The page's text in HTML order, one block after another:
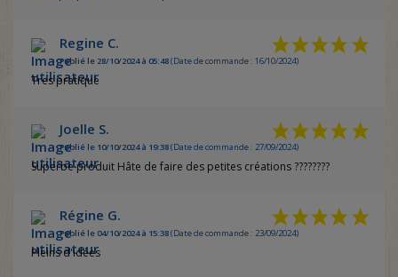
Regine C.
Publié le 28/10/2024 à 05:48(Date de commande : 16/10/2024)
Tres pratique
Joelle S.
Publié le 10/10/2024 à 19:38(Date de commande : 27/09/2024)
Superbe produit Hâte de faire des petites créations ????????
Régine G.
Publié le 04/10/2024 à 15:38(Date de commande : 23/09/2024)
Pleins d'idées